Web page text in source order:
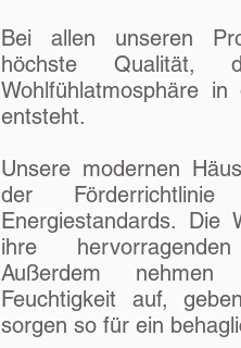
Bei allen unseren
höchste Qualität,
Wohlfühlatmosphäre
entsteht.
Unsere modernen
der
Energiestandards. Die
ihre hervorragenden
Außerdem
Feuchtigkeit auf,
sorgen so für ein